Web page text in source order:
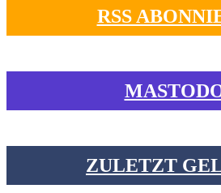
RSS
ZULETZT